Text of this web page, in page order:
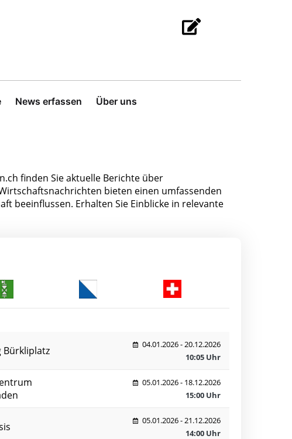
News erfassen Über uns
finden Sie aktuelle Berichte über
bieten einen umfassenden
beeinflussen. Erhalten Sie Einblicke in relevante
Bürkliplatz
04.01.2026 - 20.12.2026
10:05 Uhr
05.01.2026 - 18.12.2026
15:00 Uhr
05.01.2026 - 21.12.2026
14:00 Uhr